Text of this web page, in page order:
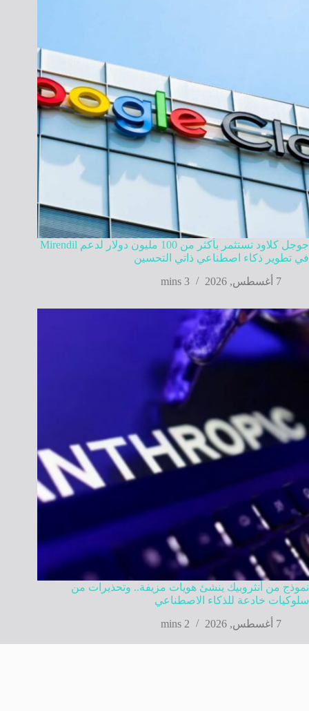
جوجل كلاود تستثمر بأكثر من 100 مليون دولار لدعم Mirendil
في تطوير ذكاء اصطناعي ذاتي التحسين
7 أغسطس, 2026
3 mins
نموذج من أنثروبيك ينشئ هويات مزيفة.. وتحذيرات من
سلوكيات خادعة للذكاء الاصطناعي
7 أغسطس, 2026
2 mins